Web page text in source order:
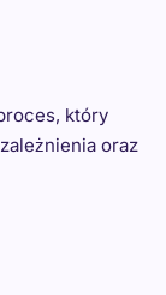
który
oraz